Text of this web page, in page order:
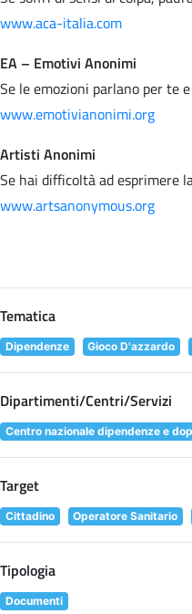
www.aca-italia.com
EA – Emotivi Anonimi
Se le emozioni parlano per te
www.emotivianonimi.org
Artisti Anonimi
Se hai difficoltà ad esprimere
www.artsanonymous.org
Tematica
Dipendenze Gioco D'azzardo
Dipartimenti/Centri/Servizi
Centro nazionale dipendenze e
Target
Cittadino Operatore Sanitario
Tipologia
Documenti